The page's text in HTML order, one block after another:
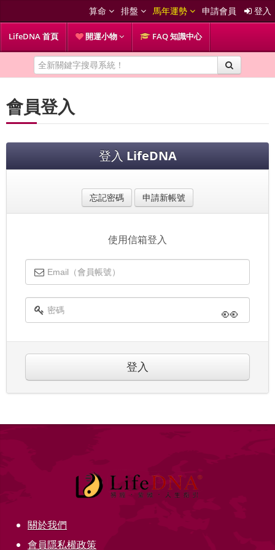
算命 排盤 馬年運勢 申請會員 登入
LifeDNA 首頁 開運小物 FAQ 知識中心
會員登入
登入 LifeDNA
忘記密碼 申請新帳號
使用信箱登入
👀
登入
關於我們
會員隱私權政策